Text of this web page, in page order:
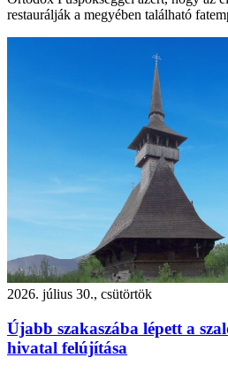
restaurálják a megyében található
2026. július 30., csütörtök
Újabb szakaszába lépett a
hivatal felújítása